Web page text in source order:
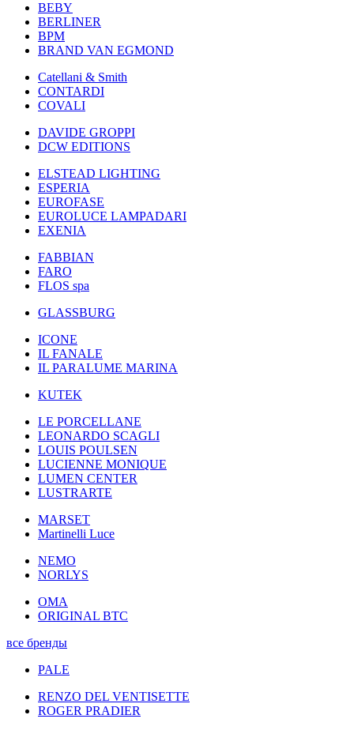
BEBY
BERLINER
BPM
BRAND VAN EGMOND
Catellani & Smith
CONTARDI
COVALI
DAVIDE GROPPI
DCW EDITIONS
ELSTEAD LIGHTING
ESPERIA
EUROFASE
EUROLUCE LAMPADARI
EXENIA
FABBIAN
FARO
FLOS spa
GLASSBURG
ICONE
IL FANALE
IL PARALUME MARINA
KUTEK
LE PORCELLANE
LEONARDO SCAGLI
LOUIS POULSEN
LUCIENNE MONIQUE
LUMEN CENTER
LUSTRARTE
MARSET
Martinelli Luce
NEMO
NORLYS
OMA
ORIGINAL BTC
все бренды
PALE
RENZO DEL VENTISETTE
ROGER PRADIER